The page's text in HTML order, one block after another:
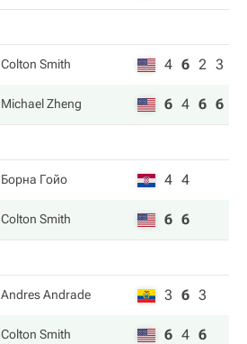
Colton Smith 4 6 2 3
Michael Zheng 6 4 6 6
Борна Гойо 4 4
Colton Smith 6 6
Andres Andrade 3 6 3
Colton Smith 6 4 6